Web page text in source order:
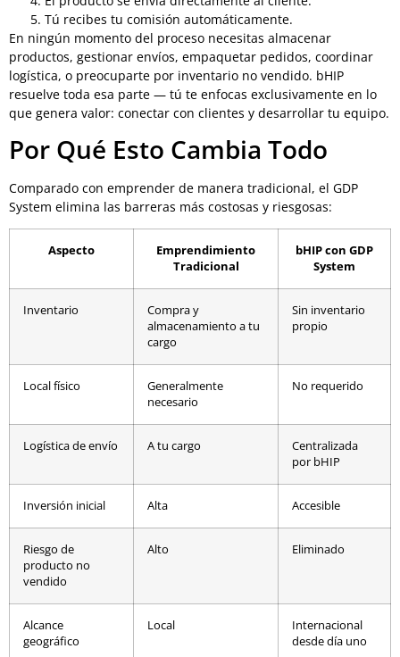
Tú recibes tu comisión automáticamente.
En ningún momento del proceso necesitas almacenar
productos, gestionar envíos, empaquetar pedidos, coordinar
logística, o preocuparte por inventario no vendido. bHIP
resuelve toda esa parte — tú te enfocas exclusivamente en lo
que genera valor: conectar con clientes y desarrollar tu equipo.
Por Qué Esto Cambia Todo
Comparado con emprender de manera tradicional, el GDP
System elimina las barreras más costosas y riesgosas:
Aspecto
Emprendimiento
Tradicional
bHIP con GDP
System
Inventario
Compra y
almacenamiento a tu
cargo
Sin inventario
propio
Local físico
Generalmente
necesario
No requerido
Logística de envío A tu cargo
Centralizada
por bHIP
Inversión inicial Alta Accesible
Riesgo de
producto no
vendido
Alto Eliminado
Alcance
geográfico
Local
Internacional
desde día uno